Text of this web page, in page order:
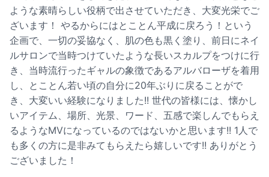
ような素晴らしい役柄で出させていただき、大変光栄でご
ざいます！ やるからにはとことん平成に戻ろう！という
企画で、一切の妥協なく、肌の色も黒く塗り、前日にネイ
ルサロンで当時つけていたような長いスカルプをつけに行
き、当時流行ったギャルの象徴であるアルバローザを着用
し、とことん若い頃の自分に20年ぶりに戻ることがで
き、大変いい経験になりました!! 世代の皆様には、懐かし
いアイテム、場所、光景、ワード、五感で楽しんでもらえ
るようなMVになっているのではないかと思います!! 1人で
も多くの方に是非みてもらえたら嬉しいです!! ありがとう
ございました！